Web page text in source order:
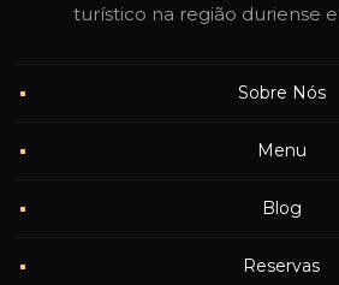
turístico na região duriense
Sobre Nós
Menu
Blog
Reservas